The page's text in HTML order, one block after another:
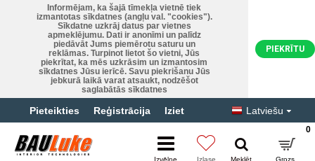
Informējam, ka šajā tīmekļa vietnē tiek
izmantotas sīkdatnes (angļu val. "cookies").
Sīkdatne uzkrāj datus par vietnes
apmeklējumu. Dati ir anonīmi un palīdz
piedāvāt Jums piemērotu saturu un
reklāmas. Turpinot lietot šo vietni, Jūs
piekrītat, ka mēs uzkrāsim un izmantosim
sīkdatnes Jūsu ierīcē. Savu piekrišanu Jūs
jebkurā laikā varat atsaukt, nodzēšot
saglabātās sīkdatnes
PIEKRĪTU
Pieteikties Reģistrācija Iziet Latviešu
0